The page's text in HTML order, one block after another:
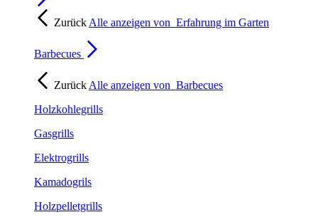
Zurück Alle anzeigen von Erfahrung im Garten
Barbecues
Zurück Alle anzeigen von Barbecues
Holzkohlegrills
Gasgrills
Elektrogrills
Kamadogrils
Holzpelletgrills